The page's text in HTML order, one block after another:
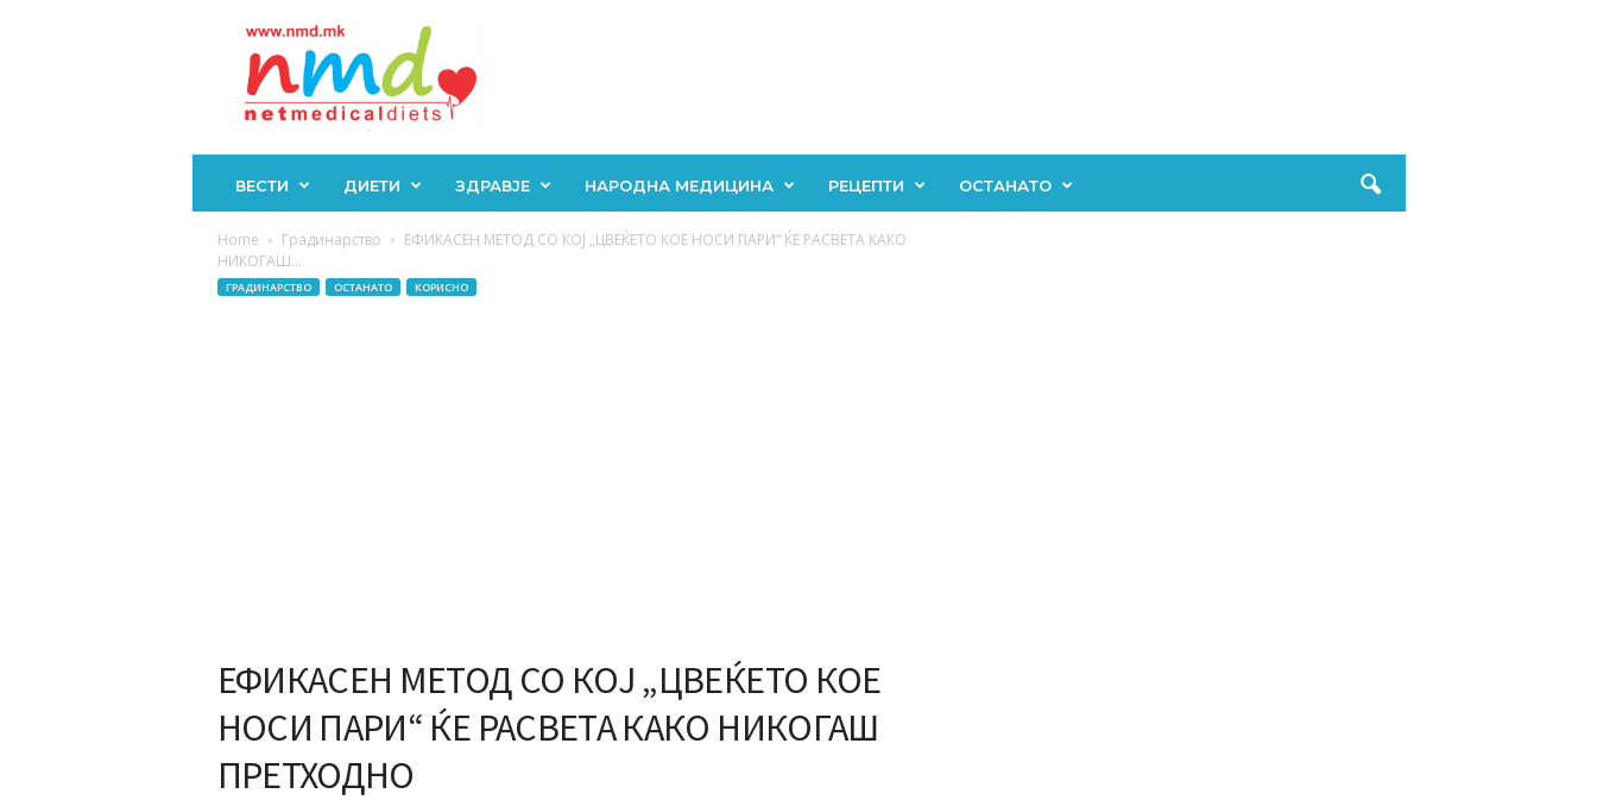
ВЕСТИ ДИЕТИ ЗДРАВЈЕ НАРОДНА МЕДИЦИНА РЕЦЕПТИ ОСТАНАТО
Home Градинарство
ЕФИКАСЕН МЕТОД СО КОЈ „ЦВЕЌЕТО КОЕ НОСИ ПАРИ“ ЌЕ РАСВЕТА КАКО
НИКОГАШ...
ГРАДИНАРСТВО ОСТАНАТО КОРИСНО
ЕФИКАСЕН МЕТОД СО КОЈ „ЦВЕЌЕТО КОЕ
НОСИ ПАРИ“ ЌЕ РАСВЕТА КАКО НИКОГАШ
ПРЕТХОДНО